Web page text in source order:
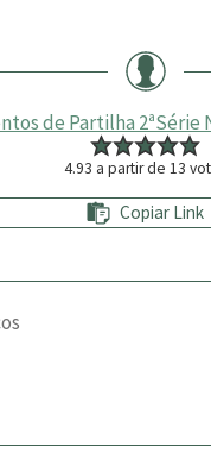
de Partilha 2ªSérie
4.93 a partir de13
Copiar Link